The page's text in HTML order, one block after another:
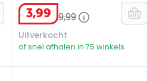
3,99 9,99
Uitverkocht
of snel afhalen in 75 winkels